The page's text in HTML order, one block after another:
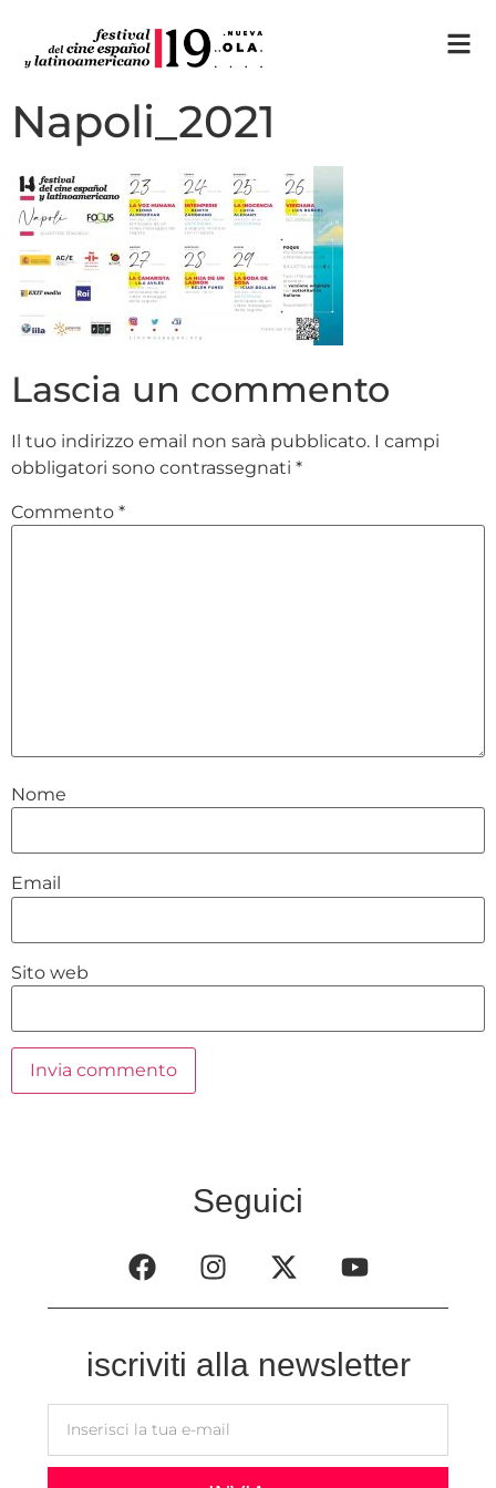
Napoli_2021
Lascia un commento
Il tuo indirizzo email non sarà pubblicato. I campi
obbligatori sono contrassegnati *
Commento *
Nome
Email
Sito web
Seguici
iscriviti alla newsletter